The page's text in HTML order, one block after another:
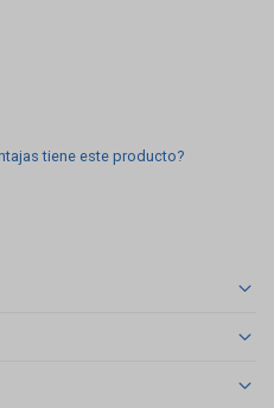
tiene este producto?